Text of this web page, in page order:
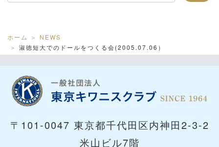
ホーム
NEWS
淑徳短大でのドールをつくる会(2005.07.06）
〒101-0047 東京都千代田区内神田2-3-2
米山ビル7階